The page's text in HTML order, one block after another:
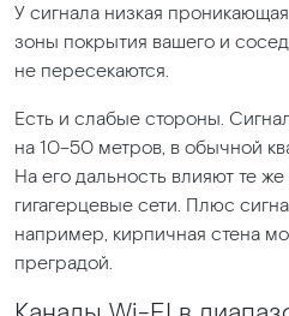
У сигнала низкая
зоны покрытия вашего и
не пересекаются.
Есть и слабые стороны.
на 10–50 метров, в обычной
На его дальность влияют те
гигагерцевые сети. Плюс
например, кирпичная стена
преградой.